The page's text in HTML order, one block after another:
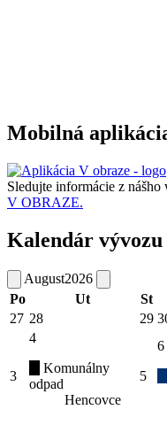
Mobilná
Sledujte informácie z nášho
V OBRAZE.
Kalendár vývozu
August2026
Po
Ut St
27 28 29
3
4
Komunálny
odpad
Hencovce
5
6